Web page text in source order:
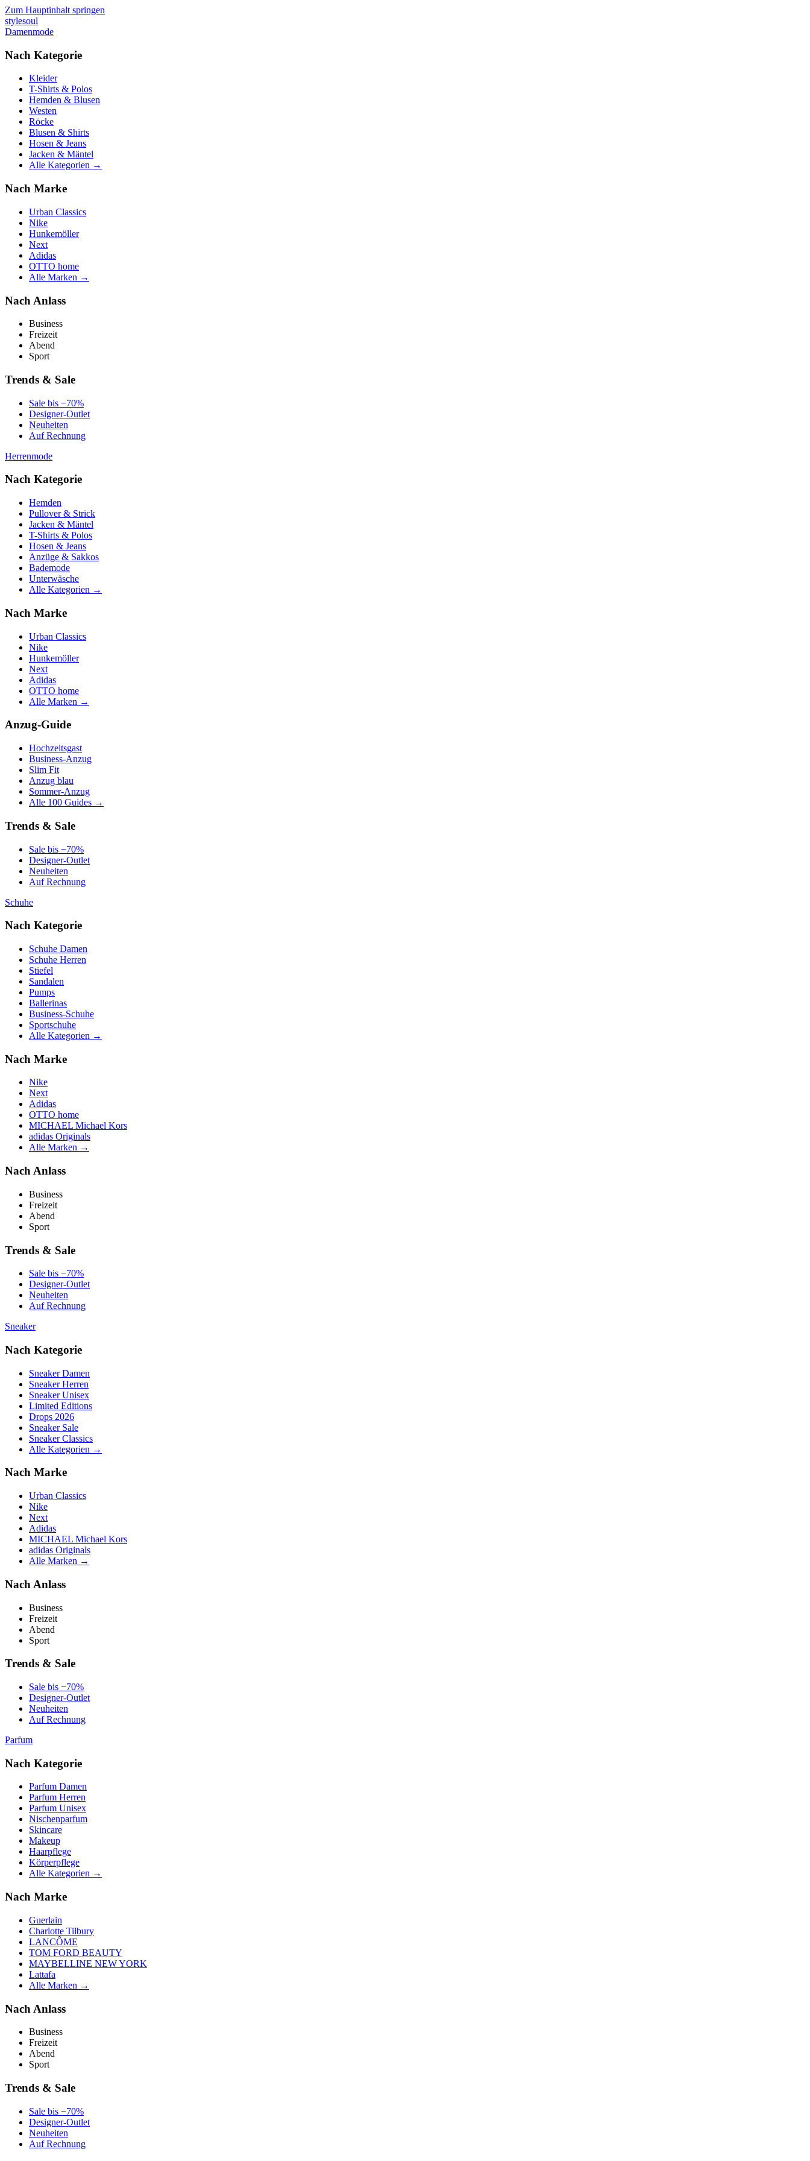
Zum Hauptinhalt springen
stylesoul
Damenmode
Nach Kategorie
Kleider
T-Shirts & Polos
Hemden & Blusen
Westen
Röcke
Blusen & Shirts
Hosen & Jeans
Jacken & Mäntel
Alle Kategorien →
Nach Marke
Urban Classics
Nike
Hunkemöller
Next
Adidas
OTTO home
Alle Marken →
Nach Anlass
Business
Freizeit
Abend
Sport
Trends & Sale
Sale bis −70%
Designer-Outlet
Neuheiten
Auf Rechnung
Herrenmode
Nach Kategorie
Hemden
Pullover & Strick
Jacken & Mäntel
T-Shirts & Polos
Hosen & Jeans
Anzüge & Sakkos
Bademode
Unterwäsche
Alle Kategorien →
Nach Marke
Urban Classics
Nike
Hunkemöller
Next
Adidas
OTTO home
Alle Marken →
Anzug-Guide
Hochzeitsgast
Business-Anzug
Slim Fit
Anzug blau
Sommer-Anzug
Alle 100 Guides →
Trends & Sale
Sale bis −70%
Designer-Outlet
Neuheiten
Auf Rechnung
Schuhe
Nach Kategorie
Schuhe Damen
Schuhe Herren
Stiefel
Sandalen
Pumps
Ballerinas
Business-Schuhe
Sportschuhe
Alle Kategorien →
Nach Marke
Nike
Next
Adidas
OTTO home
MICHAEL Michael Kors
adidas Originals
Alle Marken →
Nach Anlass
Business
Freizeit
Abend
Sport
Trends & Sale
Sale bis −70%
Designer-Outlet
Neuheiten
Auf Rechnung
Sneaker
Nach Kategorie
Sneaker Damen
Sneaker Herren
Sneaker Unisex
Limited Editions
Drops 2026
Sneaker Sale
Sneaker Classics
Alle Kategorien →
Nach Marke
Urban Classics
Nike
Next
Adidas
MICHAEL Michael Kors
adidas Originals
Alle Marken →
Nach Anlass
Business
Freizeit
Abend
Sport
Trends & Sale
Sale bis −70%
Designer-Outlet
Neuheiten
Auf Rechnung
Parfum
Nach Kategorie
Parfum Damen
Parfum Herren
Parfum Unisex
Nischenparfum
Skincare
Makeup
Haarpflege
Körperpflege
Alle Kategorien →
Nach Marke
Guerlain
Charlotte Tilbury
LANCÔME
TOM FORD BEAUTY
MAYBELLINE NEW YORK
Lattafa
Alle Marken →
Nach Anlass
Business
Freizeit
Abend
Sport
Trends & Sale
Sale bis −70%
Designer-Outlet
Neuheiten
Auf Rechnung